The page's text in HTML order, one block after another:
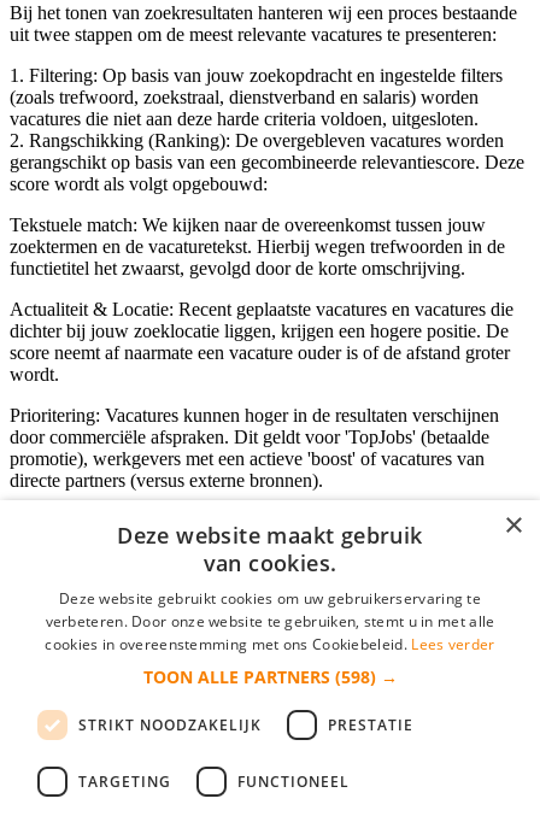
Bij het tonen van zoekresultaten hanteren wij een proces bestaande
uit twee stappen om de meest relevante vacatures te presenteren:
1. Filtering: Op basis van jouw zoekopdracht en ingestelde filters
(zoals trefwoord, zoekstraal, dienstverband en salaris) worden
vacatures die niet aan deze harde criteria voldoen, uitgesloten.
2. Rangschikking (Ranking): De overgebleven vacatures worden
gerangschikt op basis van een gecombineerde relevantiescore. Deze
score wordt als volgt opgebouwd:
Tekstuele match: We kijken naar de overeenkomst tussen jouw
zoektermen en de vacaturetekst. Hierbij wegen trefwoorden in de
functietitel het zwaarst, gevolgd door de korte omschrijving.
Actualiteit & Locatie: Recent geplaatste vacatures en vacatures die
dichter bij jouw zoeklocatie liggen, krijgen een hogere positie. De
score neemt af naarmate een vacature ouder is of de afstand groter
wordt.
Prioritering: Vacatures kunnen hoger in de resultaten verschijnen
door commerciële afspraken. Dit geldt voor 'TopJobs' (betaalde
promotie), werkgevers met een actieve 'boost' of vacatures van
directe partners (versus externe bronnen).
E-mail*
login gegevens onthouden
login
×
Deze website maakt gebruik
van cookies.
Deze website gebruikt cookies om uw gebruikerservaring te
verbeteren. Door onze website te gebruiken, stemt u in met alle
cookies in overeenstemming met ons Cookiebeleid. Lees verder
TOON ALLE PARTNERS (598) →
STRIKT NOODZAKELIJK PRESTATIE
TARGETING FUNCTIONEEL